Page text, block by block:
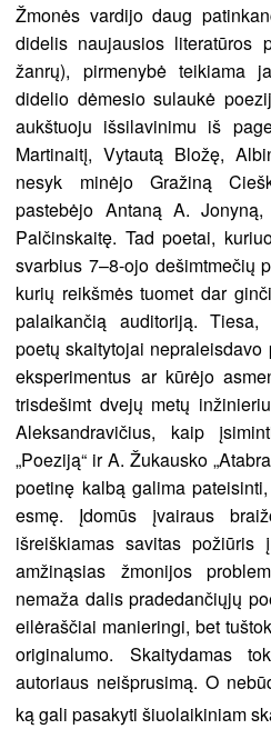
Žmonės vardijo daug
didelis naujausios literatūros
žanrų), pirmenybė teikiama
didelio dėmesio sulaukė
aukštuoju išsilavinimu iš
Martinaitį, Vytautą Bložę,
nesyk minėjo Gražiną
pastebėjo Antaną A.
Palčinskaitę. Tad poetai,
svarbius 7–8-ojo dešimtmečių
kurių reikšmės tuomet dar
palaikančią auditoriją.
poetų skaitytojai
eksperimentus ar kūrėjo
trisdešimt dvejų metų
Aleksandravičius, kaip
„Poeziją“ ir A. Žukausko
poetinę kalbą galima
esmę. Įdomūs įvairaus
išreiškiamas savitas požiūris
amžinąsias žmonijos
nemaža dalis pradedančiųjų
eilėraščiai manieringi, bet
originalumo. Skaitydamas
autoriaus neišprusimą. O
ką gali pasakyti šiuolaikiniam